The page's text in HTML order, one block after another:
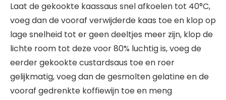
Laat de gekookte kaassaus snel afkoelen tot 40°C,
voeg dan de vooraf verwijderde kaas toe en klop op
lage snelheid tot er geen deeltjes meer zijn, klop de
lichte room tot deze voor 80% luchtig is, voeg de
eerder gekookte custardsaus toe en roer
gelijkmatig, voeg dan de gesmolten gelatine en de
vooraf gedrenkte koffiewijn toe en meng